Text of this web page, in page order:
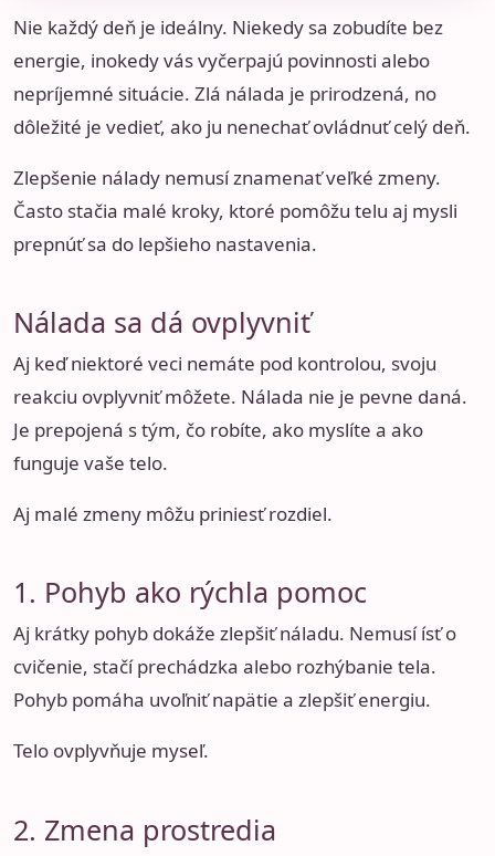
Nie každý deň je ideálny. Niekedy sa zobudíte bez
energie, inokedy vás vyčerpajú povinnosti alebo
nepríjemné situácie. Zlá nálada je prirodzená, no
dôležité je vedieť, ako ju nenechať ovládnuť celý deň.
Zlepšenie nálady nemusí znamenať veľké zmeny.
Často stačia malé kroky, ktoré pomôžu telu aj mysli
prepnúť sa do lepšieho nastavenia.
Nálada sa dá ovplyvniť
Aj keď niektoré veci nemáte pod kontrolou, svoju
reakciu ovplyvniť môžete. Nálada nie je pevne daná.
Je prepojená s tým, čo robíte, ako myslíte a ako
funguje vaše telo.
Aj malé zmeny môžu priniesť rozdiel.
1. Pohyb ako rýchla pomoc
Aj krátky pohyb dokáže zlepšiť náladu. Nemusí ísť o
cvičenie, stačí prechádzka alebo rozhýbanie tela.
Pohyb pomáha uvoľniť napätie a zlepšiť energiu.
Telo ovplyvňuje myseľ.
2. Zmena prostredia